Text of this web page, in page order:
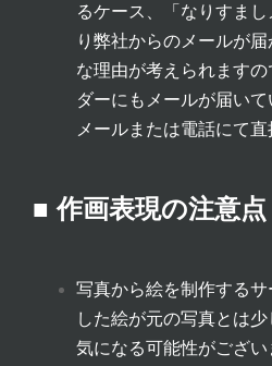
るケース、「なりすま
り弊社からのメールが
な理由が考えられます
ダーにもメールが届いて
メールまたは電話にて直
■ 作画表現の注意点
写真から絵を制作する
した絵が元の写真とは
気になる可能性がござ